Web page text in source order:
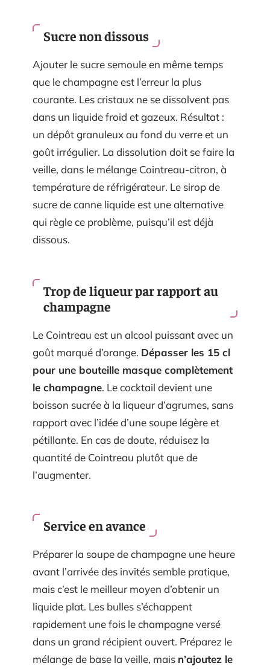
Sucre non dissous
Ajouter le sucre semoule en même temps
que le champagne est l’erreur la plus
courante. Les cristaux ne se dissolvent pas
dans un liquide froid et gazeux. Résultat :
un dépôt granuleux au fond du verre et un
goût irrégulier. La dissolution doit se faire la
veille, dans le mélange Cointreau-citron, à
température de réfrigérateur. Le sirop de
sucre de canne liquide est une alternative
qui règle ce problème, puisqu’il est déjà
dissous.
Trop de liqueur par rapport au
champagne
Le Cointreau est un alcool puissant avec un
goût marqué d’orange. Dépasser les 15 cl
pour une bouteille masque complètement
le champagne. Le cocktail devient une
boisson sucrée à la liqueur d’agrumes, sans
rapport avec l’idée d’une soupe légère et
pétillante. En cas de doute, réduisez la
quantité de Cointreau plutôt que de
l’augmenter.
Service en avance
Préparer la soupe de champagne une heure
avant l’arrivée des invités semble pratique,
mais c’est le meilleur moyen d’obtenir un
liquide plat. Les bulles s’échappent
rapidement une fois le champagne versé
dans un grand récipient ouvert. Préparez le
mélange de base la veille, mais n’ajoutez le